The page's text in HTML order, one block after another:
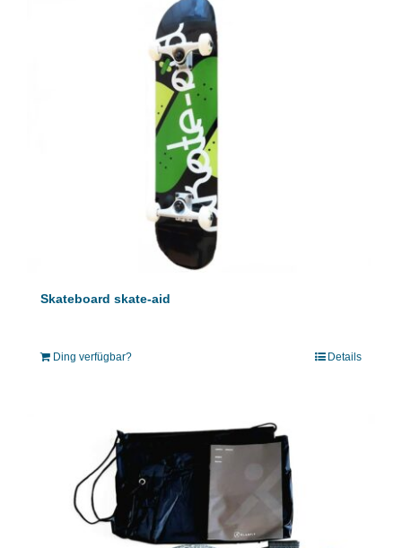
Skateboard skate-aid
Ding verfügbar? Details